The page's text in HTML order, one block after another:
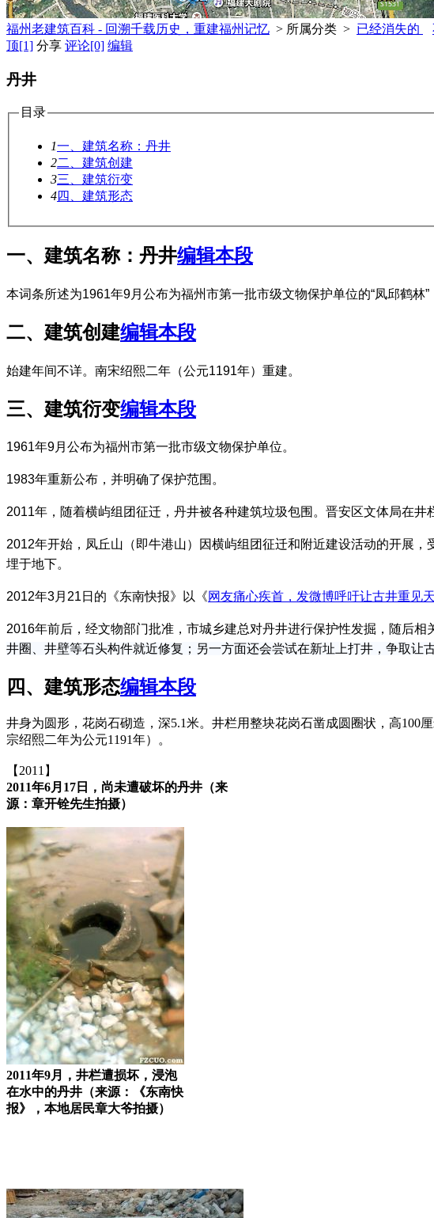
福州老建筑百科 - 回溯千载历史，重建福州记忆 > 所属分类 > 已经消失的
顶[1] 分享 评论[0] 编辑
丹井
目录
1一、建筑名称：丹井
2二、建筑创建
3三、建筑衍变
4四、建筑形态
一、建筑名称：丹井编辑本段
本词条所述为1961年9月公布为福州市第一批市级文物保护单位的“凤邱鹤林”
二、建筑创建编辑本段
始建年间不详。 南宋绍熙二年（公元1191年）重建。
三、建筑衍变编辑本段
1961年9月公布为福州市第一批市级文物保护单位。
1983年重新公布，并明确了保护范围 。
2011年，随着横屿组团征迁，丹井被各种建筑垃圾包围。晋安区文体局在井
2012年开始，凤丘山（即牛港山）因横屿组团征迁和附近建设活动的开展，
埋于地下。
2012年3月21日的《东南快报》以《网友痛心疾首，发微博呼吁让古井重
2016年前后，经文物部门批准，市城乡建总对丹井进行保护性发掘，随后
井圈、井壁等石头构件就近修复；另一方面还会尝试在新址上打井，争取让
四、建筑形态编辑本段
井身为圆形，花岗石砌造，深5.1米。井栏用整块花岗石凿成圆圈状，高100
宗绍熙二年为公元1191年）。
【2011】
2011年6月17日，尚未遭破坏的丹井（来
源：章开铨先生拍摄）
2011年9月，井栏遭损坏，浸泡
在水中的丹井（来源：《东南快
报》，本地居民章大爷拍摄）